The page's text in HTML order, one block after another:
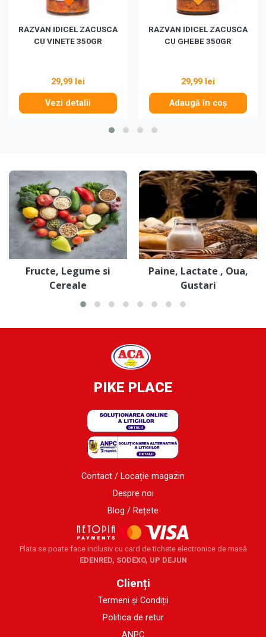
RAZVAN IDICEL ZACUSCA
CU VINETE 350GR
29,99 lei
Vezi detalii
RAZVAN IDICEL ZACUSCA
CU GHEBE 350GR
29,99 lei
Adaugă în coș
Fructe, Legume si
Cereale
Paine, Lactate , Oua,
Gustari
PIKE PLACE
Contact / Locație magazin
Despre noi
Blog / Rețete
Plata se poate face inclusiv cu card de tichete electronice de masă
EDENRED, SODEXO, UP DEJUN
Clienți
Termeni și Condiții
Politica de retur